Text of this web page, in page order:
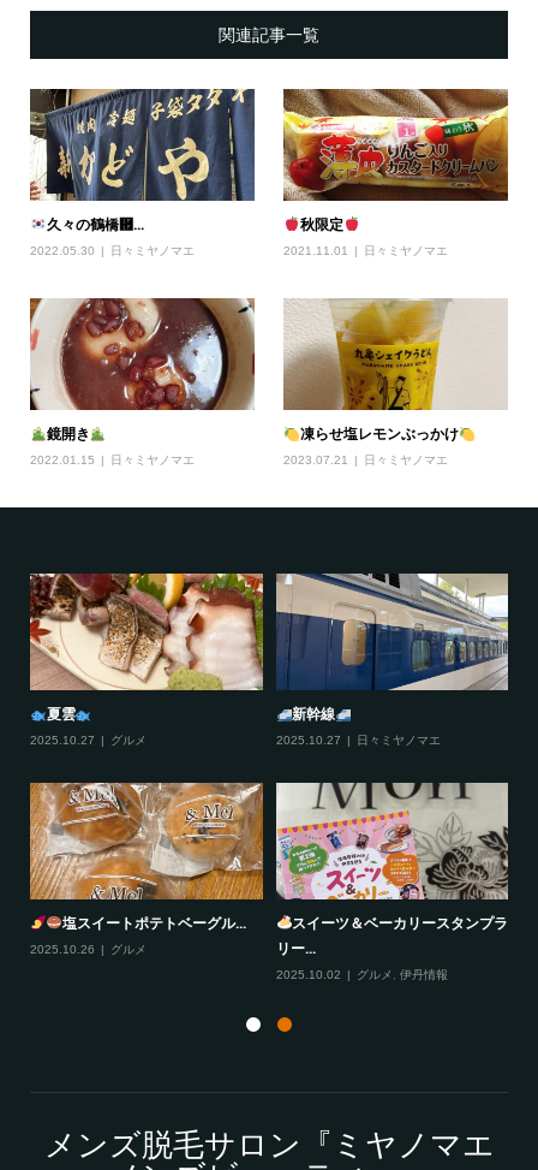
関連記事一覧
久々の鶴橋἟...
2022.05.30 日々ミヤノマエ
秋限定
2021.11.01 日々ミヤノマエ
鏡開き
2022.01.15 日々ミヤノマエ
凍らせ塩レモンぶっかけ
2023.07.21 日々ミヤノマエ
夏雲
2025.10.27 グルメ
新幹線
2025.10.27 日々ミヤノマエ
塩スイートポテトベーグル...
2025.10.26 グルメ
スイーツ＆ベーカリースタンプラ
リー...
2025.10.02 グルメ 伊丹情報
メンズ脱毛サロン『ミヤノマエ